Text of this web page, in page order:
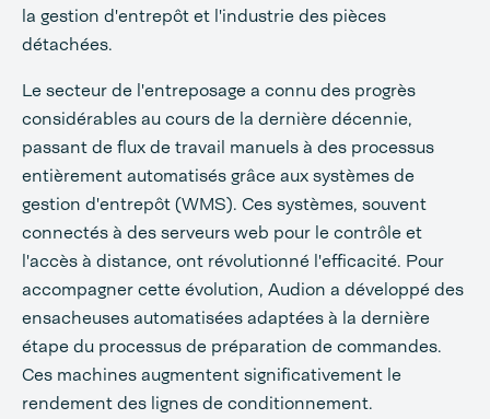
la gestion d'entrepôt et l'industrie des pièces
détachées.
Le secteur de l'entreposage a connu des progrès
considérables au cours de la dernière décennie,
passant de flux de travail manuels à des processus
entièrement automatisés grâce aux systèmes de
gestion d'entrepôt (WMS). Ces systèmes, souvent
connectés à des serveurs web pour le contrôle et
l'accès à distance, ont révolutionné l'efficacité. Pour
accompagner cette évolution, Audion a développé des
ensacheuses automatisées adaptées à la dernière
étape du processus de préparation de commandes.
Ces machines augmentent significativement le
rendement des lignes de conditionnement.